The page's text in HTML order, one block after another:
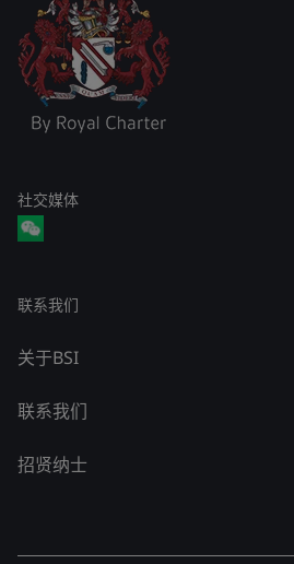
社交媒体
联系我们
关于BSI
联系我们
招贤纳士